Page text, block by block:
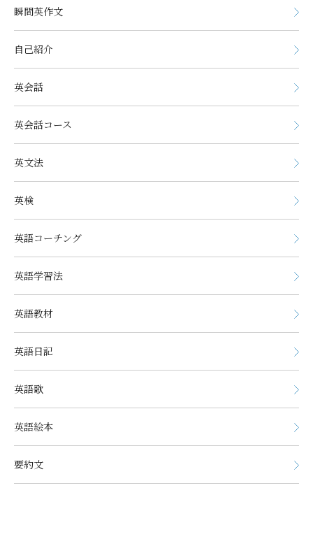
瞬間英作文
自己紹介
英会話
英会話コース
英文法
英検
英語コーチング
英語学習法
英語教材
英語日記
英語歌
英語絵本
要約文